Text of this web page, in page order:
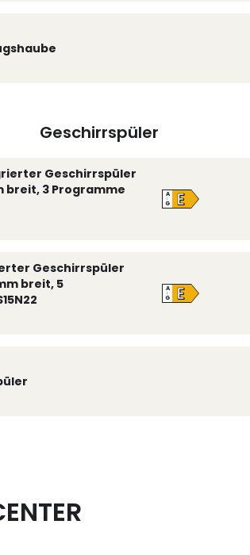
Geschirrspüler
Geschirrspüler
breit, 3 Programme
A
↑
G E
Geschirrspüler
breit, 5
A
↑
G E